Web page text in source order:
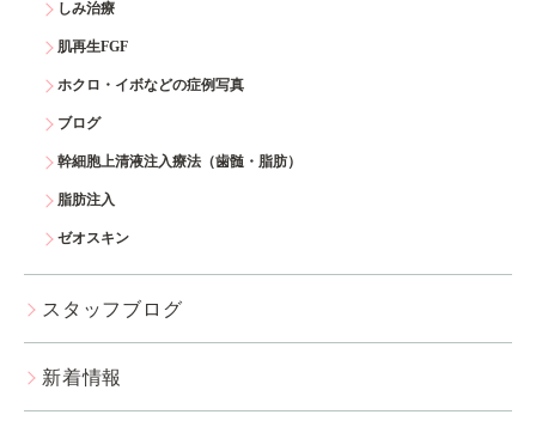
しみ治療
肌再生FGF
ホクロ・イボなどの症例写真
ブログ
幹細胞上清液注入療法（歯髄・脂肪）
脂肪注入
ゼオスキン
スタッフブログ
新着情報